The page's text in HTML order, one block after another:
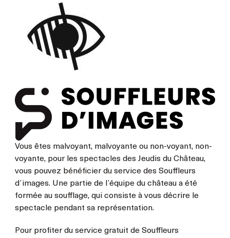
Vous êtes malvoyant, malvoyante ou non-voyant, non-
voyante, pour les spectacles des Jeudis du Château,
vous pouvez bénéficier du service des Souffleurs
d’images. Une partie de l’équipe du château a été
formée au soufflage, qui consiste à vous décrire le
spectacle pendant sa représentation.
Pour profiter du service gratuit de Souffleurs